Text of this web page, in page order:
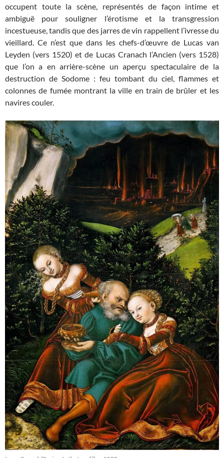
occupent toute la scène, représentés de façon intime et
ambiguë pour souligner l’érotisme et la transgression
incestueuse, tandis que des jarres de vin rappellent l’ivresse du
vieillard. Ce n’est que dans les chefs-d’œuvre de Lucas van
Leyden (vers 1520) et de Lucas Cranach l’Ancien (vers 1528)
que l’on a en arrière-scène un aperçu spectaculaire de la
destruction de Sodome : feu tombant du ciel, flammes et
colonnes de fumée montrant la ville en train de brûler et les
navires couler.